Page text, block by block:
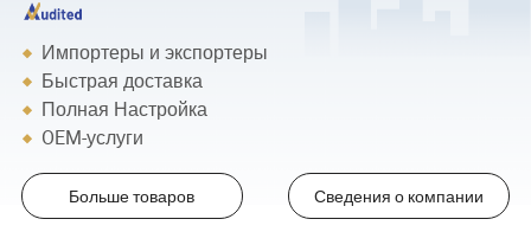
Импортеры и экспортеры
Быстрая доставка
Полная Настройка
OEM-услуги
Больше товаров Сведения о компании